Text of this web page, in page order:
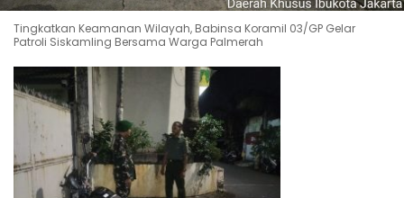
Tingkatkan Keamanan Wilayah, Babinsa Koramil 03/GP Gelar
Patroli Siskamling Bersama Warga Palmerah